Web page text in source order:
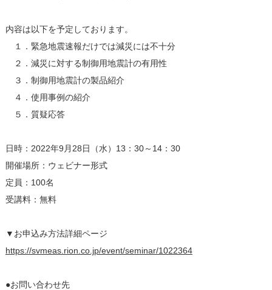
内容は以下を予定しております。
１．緊急地震速報だけでは減災には不十分
２．減災に対する制御用地震計の有用性
３．制御用地震計の製品紹介
４．使用事例の紹介
５．質疑応答
日時：2022年9月28日（水）13：30～14：30
開催場所：ウェビナー形式
定員：100名
受講料：無料
▼お申込み方法詳細ページ
https://svmeas.rion.co.jp/event/seminar/1022364
●お問い合わせ先